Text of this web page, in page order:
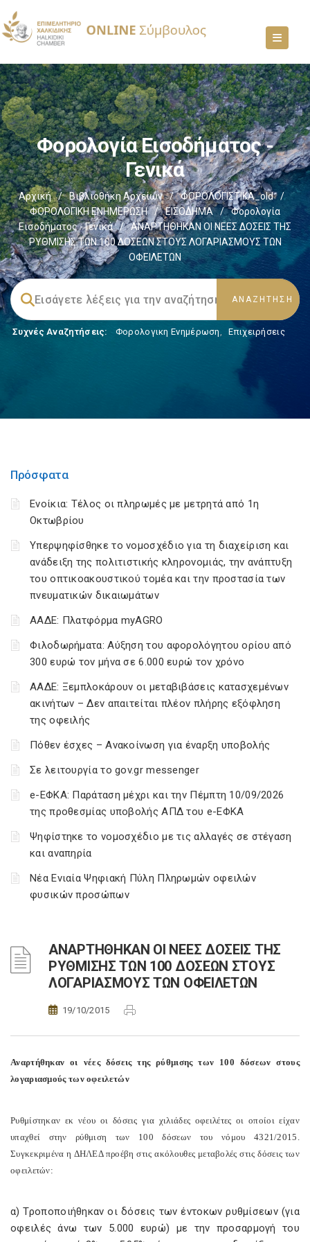
Φορολογία Εισοδήματος -
Γενικά
Αρχική / Βιβλιοθήκη Αρχείων / ΦΟΡΟΛΟΓΙΣΤΙΚΑ_old
/
ΦΟΡΟΛΟΓΙΚΗ ΕΝΗΜΕΡΩΣΗ
/ ΕΙΣΟΔΗΜΑ /
Φορολογία
Εισοδήματος - Γενικά
/
ΑΝΑΡΤΗΘΗΚΑΝ ΟΙ ΝΕΕΣ ΔΟΣΕΙΣ ΤΗΣ
ΡΥΘΜΙΣΗΣ ΤΩΝ 100 ΔΟΣΕΩΝ ΣΤΟΥΣ ΛΟΓΑΡΙΑΣΜΟΥΣ ΤΩΝ
ΟΦΕΙΛΕΤΩΝ
Συχνές Αναζητήσεις: Φορολογικη Ενημέρωση, Επιχειρήσεις
Πρόσφατα
Ενοίκια: Τέλος οι πληρωμές με μετρητά από 1η
Οκτωβρίου
Υπερψηφίσθηκε το νομοσχέδιο για τη διαχείριση και
ανάδειξη της πολιτιστικής κληρονομιάς, την ανάπτυξη
του οπτικοακουστικού τομέα και την προστασία των
πνευματικών δικαιωμάτων
ΑΑΔΕ: Πλατφόρμα myAGRO
Φιλοδωρήματα: Αύξηση του αφορολόγητου ορίου από
300 ευρώ τον μήνα σε 6.000 ευρώ τον χρόνο
ΑΑΔΕ: Ξεμπλοκάρουν οι μεταβιβάσεις κατασχεμένων
ακινήτων – Δεν απαιτείται πλέον πλήρης εξόφληση
της οφειλής
Πόθεν έσχες – Ανακοίνωση για έναρξη υποβολής
Σε λειτουργία το gov.gr messenger
e-ΕΦΚΑ: Παράταση μέχρι και την Πέμπτη 10/09/2026
της προθεσμίας υποβολής ΑΠΔ του e-ΕΦΚΑ
Ψηφίστηκε το νομοσχέδιο με τις αλλαγές σε στέγαση
και αναπηρία
Νέα Ενιαία Ψηφιακή Πύλη Πληρωμών οφειλών
φυσικών προσώπων
ΑΝΑΡΤΗΘΗΚΑΝ ΟΙ ΝΕΕΣ ΔΟΣΕΙΣ ΤΗΣ
ΡΥΘΜΙΣΗΣ ΤΩΝ 100 ΔΟΣΕΩΝ ΣΤΟΥΣ
ΛΟΓΑΡΙΑΣΜΟΥΣ ΤΩΝ ΟΦΕΙΛΕΤΩΝ
19/10/2015
Αναρτήθηκαν οι νέες δόσεις της ρύθμισης των 100 δόσεων στους
λογαριασμούς των οφειλετών
Ρυθμίστηκαν εκ νέου οι δόσεις για χιλιάδες οφειλέτες οι οποίοι είχαν
υπαχθεί στην ρύθμιση των 100 δόσεων του νόμου 4321/2015.
Συγκεκριμένα η ΔΗΛΕΔ προέβη στις ακόλουθες μεταβολές στις δόσεις των
οφειλετών:
α) Τροποποιήθηκαν οι δόσεις των έντοκων ρυθμίσεων (για
οφειλές άνω των 5.000 ευρώ) με την προσαρμογή του